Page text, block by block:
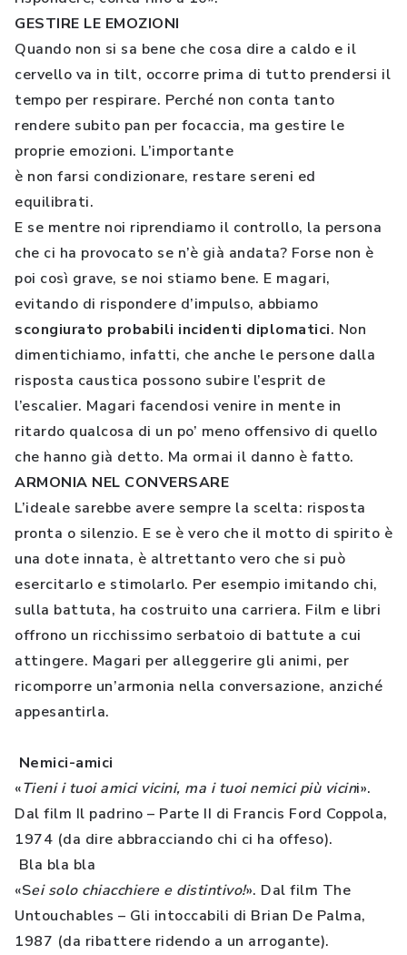
GESTIRE LE EMOZIONI
Quando non si sa bene che cosa dire a caldo e il
cervello va in tilt, occorre prima di tutto prendersi il
tempo per respirare. Perché non conta tanto
rendere subito pan per focaccia, ma gestire le
proprie emozioni. L’importante
è non farsi condizionare, restare sereni ed
equilibrati.
E se mentre noi riprendiamo il controllo, la persona
che ci ha provocato se n’è già andata? Forse non è
poi così grave, se noi stiamo bene. E magari,
evitando di rispondere d’impulso, abbiamo
scongiurato probabili incidenti diplomatici. Non
dimentichiamo, infatti, che anche le persone dalla
risposta caustica possono subire l’esprit de
l’escalier. Magari facendosi venire in mente in
ritardo qualcosa di un po’ meno offensivo di quello
che hanno già detto. Ma ormai il danno è fatto.
ARMONIA NEL CONVERSARE
L’ideale sarebbe avere sempre la scelta: risposta
pronta o silenzio. E se è vero che il motto di spirito è
una dote innata, è altrettanto vero che si può
esercitarlo e stimolarlo. Per esempio imitando chi,
sulla battuta, ha costruito una carriera. Film e libri
offrono un ricchissimo serbatoio di battute a cui
attingere. Magari per alleggerire gli animi, per
ricomporre un’armonia nella conversazione, anziché
appesantirla.
Nemici-amici
«Tieni i tuoi amici vicini, ma i tuoi nemici più vicini».
Dal film Il padrino – Parte II di Francis Ford Coppola,
1974 (da dire abbracciando chi ci ha offeso).
Bla bla bla
«Sei solo chiacchiere e distintivo!». Dal film The
Untouchables – Gli intoccabili di Brian De Palma,
1987 (da ribattere ridendo a un arrogante).